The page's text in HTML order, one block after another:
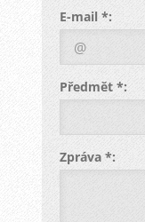
E-mail *:
Předmět *:
Zpráva *: